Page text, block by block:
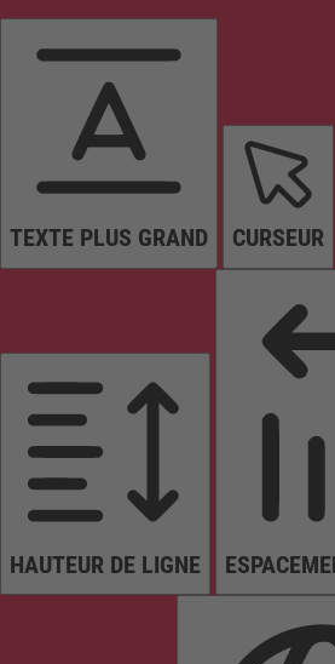
TEXTE PLUS GRAND CURSEUR
HAUTEUR DE LIGNE